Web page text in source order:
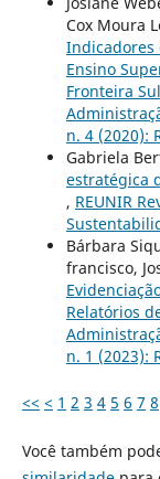
Cox Moura
Indicadores
Ensino
Fronteira
n. 4 (2020):
Gabriela
estratégica
, REUNIR
Bárbara
francisco,
Relatórios
n. 1 (2023):
<< < 1 2 3 4 5 6 7 8
Você também